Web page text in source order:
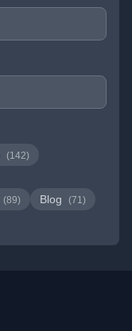
(142)
(89) Blog (71)